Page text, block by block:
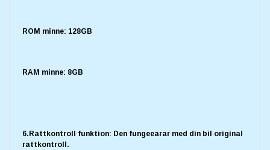
ROM minne: 128GB
RAM minne: 8GB
6.Rattkontroll funktion: Den fungeearar med din bil original
rattkontroll.